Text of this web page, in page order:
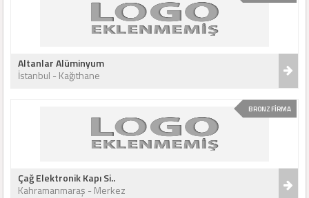
Altanlar Alüminyum
İstanbul - Kağıthane
BRONZ FİRMA
Çağ Elektronik Kapı Si..
Kahramanmaraş - Merkez